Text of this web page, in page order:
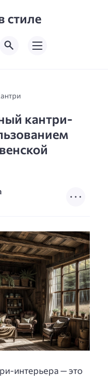
стиле
кантри-
интерьера — это